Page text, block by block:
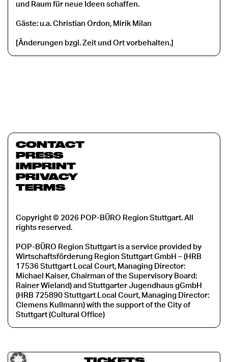
und Raum für neue Ideen schaffen.
Gäste: u.a. Christian Ordon, Mirik Milan
[Änderungen bzgl. Zeit und Ort vorbehalten.]
CONTACT
PRESS
IMPRINT
PRIVACY
TERMS
Copyright © 2026 POP-BÜRO Region Stuttgart. All
rights reserved.
POP-BÜRO Region Stuttgart is a service provided by
Wirtschaftsförderung Region Stuttgart GmbH – (HRB
17536 Stuttgart Local Court, Managing Director:
Michael Kaiser, Chairman of the Supervisory Board:
Rainer Wieland) and Stuttgarter Jugendhaus gGmbH
(HRB 725890 Stuttgart Local Court, Managing Director:
Clemens Kullmann) with the support of the City of
Stuttgart (Cultural Office)